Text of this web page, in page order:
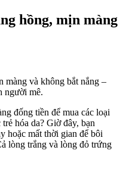
hồng, mịn màng
màng và không bắt nắng –
người mê.
đống tiền để mua các loại
hóa da? Giờ đây, bạn
hoặc mất thời gian để bôi
lòng trắng và lòng đỏ trứng